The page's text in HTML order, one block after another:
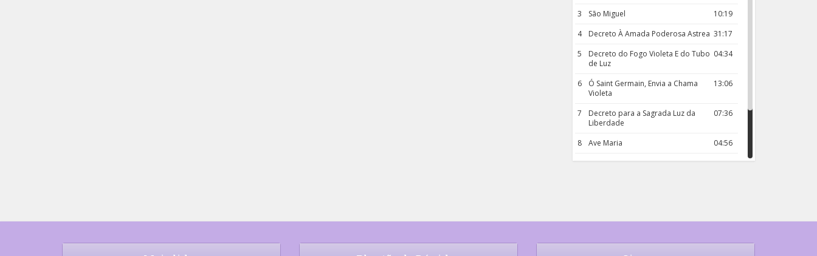
3
10:19
São Miguel
4
31:17
Decreto À Amada Poderosa Astrea
5
04:34
Decreto do Fogo Violeta E do Tubo
de Luz
6
13:06
Ó Saint Germain, Envia a Chama
Violeta
7
07:36
Decreto para a Sagrada Luz da
Liberdade
8
04:56
Ave Maria
9
18:00
Rosário da Criança